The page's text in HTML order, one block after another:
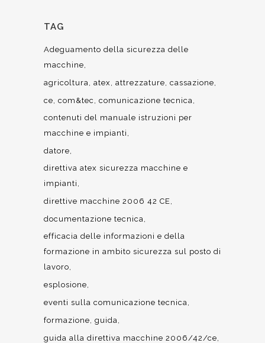
TAG
Adeguamento della sicurezza delle
macchine
agricoltura
atex attrezzature cassazione
ce com&tec
comunicazione tecnica
contenuti del manuale istruzioni per
macchine e impianti
datore
direttiva atex sicurezza macchine e
impianti
direttive macchine 2006 42 CE
documentazione tecnica
efficacia delle informazioni e della
formazione in ambito sicurezza sul posto di
lavoro
esplosione
eventi sulla comunicazione tecnica
formazione guida
guida alla direttiva macchine 2006/42/ce